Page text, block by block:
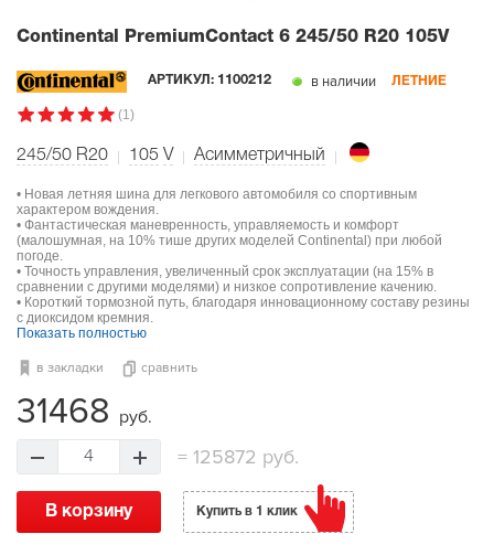
Continental PremiumContact 6 245/50 R20 105V
АРТИКУЛ: 1100212 в наличии ЛЕТНИЕ
(1)
245/50 R20 105 V Асимметричный
• Новая летняя шина для легкового автомобиля со спортивным
характером вождения.
• Фантастическая маневренность, управляемость и комфорт
(малошумная, на 10% тише других моделей Continental) при любой
погоде.
• Точность управления, увеличенный срок эксплуатации (на 15% в
сравнении с другими моделями) и низкое сопротивление качению.
• Короткий тормозной путь, благодаря инновационному составу резины
с диоксидом кремния.
Показать полностью
в закладки сравнить
31468 руб.
4 =125872 руб.
В корзину Купить в 1 клик